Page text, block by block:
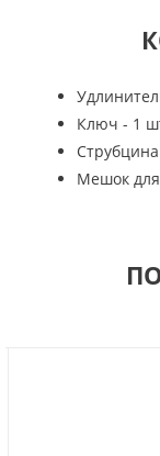
Ключ - 1
Мешок